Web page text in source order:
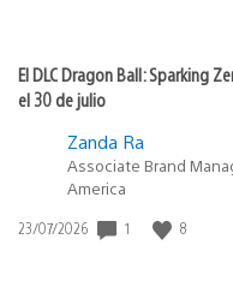
El DLC Dragon Ball: Sparking
el 30 de julio
Zanda Ra
Associate Brand
America
Fecha
23/07/2026 1 8